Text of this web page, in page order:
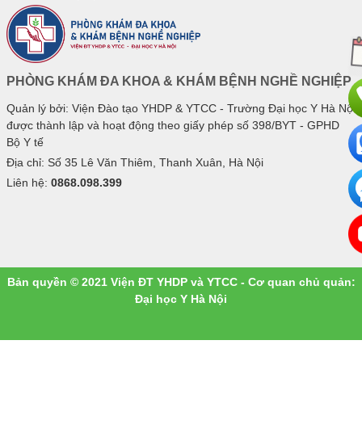
PHÒNG KHÁM ĐA KHOA & KHÁM BỆNH NGHỀ NGHIỆP
Quản lý bởi: Viện Đào tạo YHDP & YTCC - Trường Đại học Y Hà Nội
được thành lập và hoạt động theo giấy phép số 398/BYT - GPHD
Bộ Y tế
Địa chỉ: Số 35 Lê Văn Thiêm, Thanh Xuân, Hà Nội
Liên hệ: 0868.098.399
Bản quyền © 2021 Viện ĐT YHDP và YTCC - Cơ quan chủ quản:
Đại học Y Hà Nội